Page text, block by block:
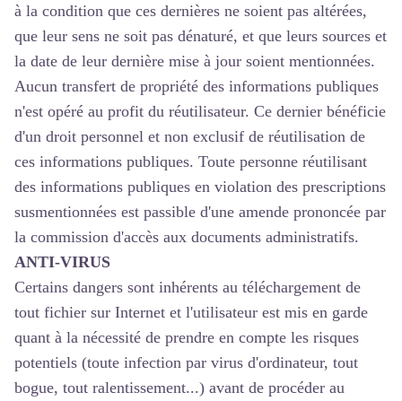
à la condition que ces dernières ne soient pas altérées,
que leur sens ne soit pas dénaturé, et que leurs sources et
la date de leur dernière mise à jour soient mentionnées.
Aucun transfert de propriété des informations publiques
n'est opéré au profit du réutilisateur. Ce dernier bénéficie
d'un droit personnel et non exclusif de réutilisation de
ces informations publiques. Toute personne réutilisant
des informations publiques en violation des prescriptions
susmentionnées est passible d'une amende prononcée par
la commission d'accès aux documents administratifs.
ANTI-VIRUS
Certains dangers sont inhérents au téléchargement de
tout fichier sur Internet et l'utilisateur est mis en garde
quant à la nécessité de prendre en compte les risques
potentiels (toute infection par virus d'ordinateur, tout
bogue, tout ralentissement...) avant de procéder au